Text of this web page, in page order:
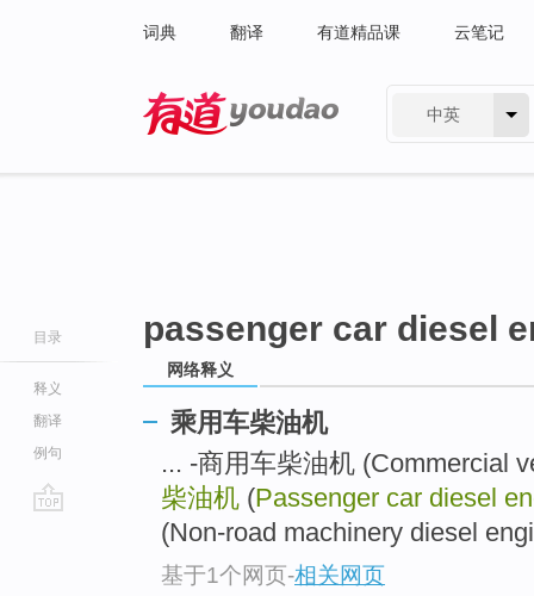
词典 翻译 有道精品课 云笔记
中英
目录
释义
翻译
例句
passenger car diesel
网络释义
乘用车柴油机
... -商用车柴油机 (Commercial
柴油机 (Passenger car diesel
(Non-road machinery diesel
基于1个网页-相关网页